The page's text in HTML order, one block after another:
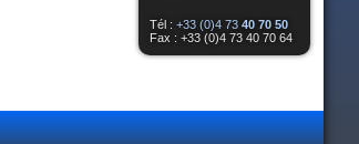
Tél : +33 (0)4 73 40 70 50
Fax : +33 (0)4 73 40 70 64